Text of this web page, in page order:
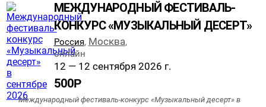
МЕЖДУНАРОДНЫЙ ФЕСТИВАЛЬ-
КОНКУРС «МУЗЫКАЛЬНЫЙ ДЕСЕРТ»
Россия, Москва,
онлайн
12 — 12 сентября 2026 г.
500Р
Международный фестиваль-конкурс «Музыкальный десерт» в